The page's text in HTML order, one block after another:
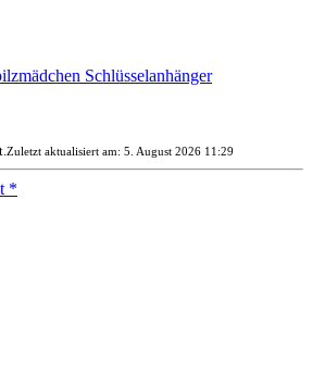
Schlüsselanhänger
Zuletzt aktualisiert am: 5. August 2026 11:29
*